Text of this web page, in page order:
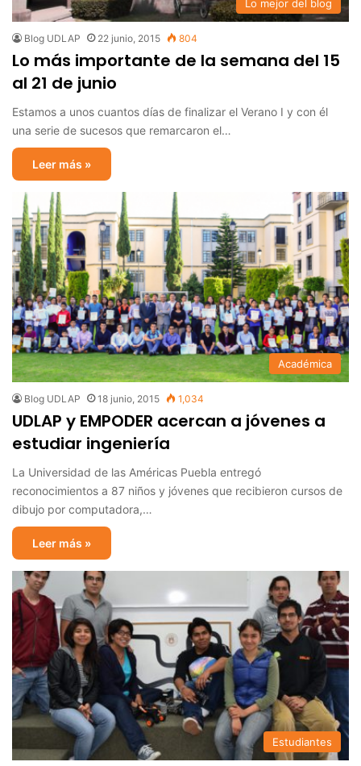
Lo mejor del blog
Blog UDLAP 22 junio, 2015 804
Lo más importante de la semana del 15
al 21 de junio
Estamos a unos cuantos días de finalizar el Verano I y con él
una serie de sucesos que remarcaron el…
Leer más »
Académica
Blog UDLAP 18 junio, 2015 1,034
UDLAP y EMPODER acercan a jóvenes a
estudiar ingeniería
La Universidad de las Américas Puebla entregó
reconocimientos a 87 niños y jóvenes que recibieron cursos de
dibujo por computadora,…
Leer más »
Estudiantes